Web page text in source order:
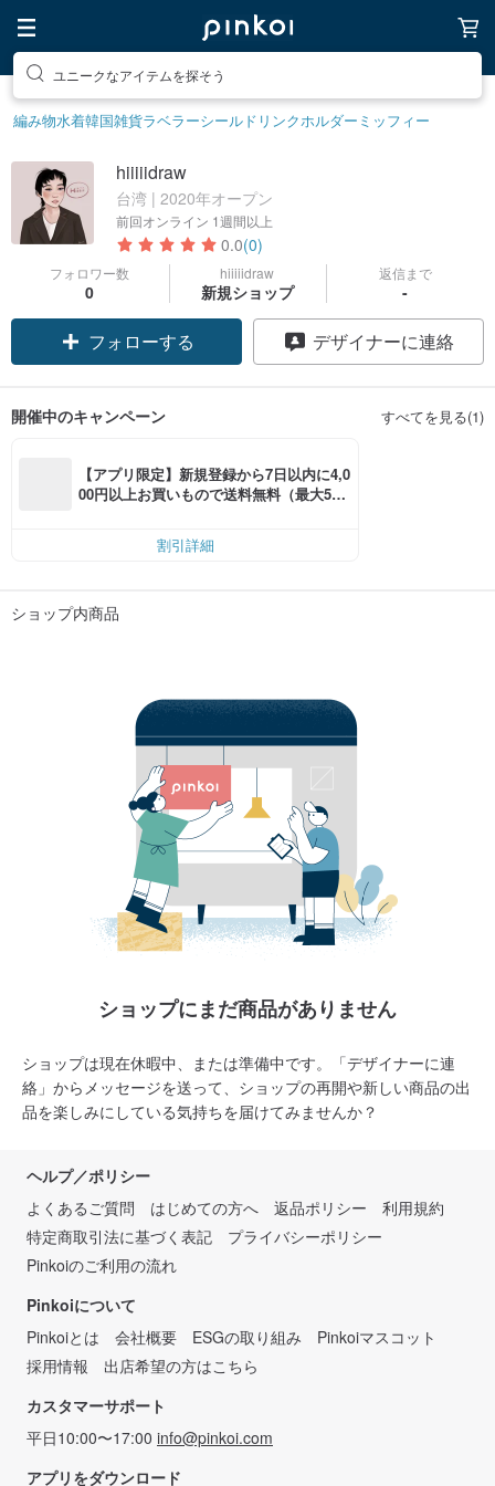
ユニークなアイテムを探そう
編み物水着韓国雑貨ラベラーシール ドリンクホルダー ミッフィー
hiiiiidraw
台湾 | 2020年オープン
前回オンライン 1週間以上
0.0(0)
フォロワー数
0
hiiiiidraw
新規ショップ
返信まで
-
フォローする デザイナーに連絡
開催中のキャンペーン すべてを見る(1)
【アプリ限定】新規登録から7日以内に4,0
00円以上お買いもので送料無料（最大500
割引詳細
ショップ内商品
ショップにまだ商品がありません
ショップは現在休暇中、または準備中です。「デザイナーに連
絡」からメッセージを送って、ショップの再開や新しい商品の出
品を楽しみにしている気持ちを届けてみませんか？
ヘルプ／ポリシー
よくあるご質問
はじめての方へ 返品ポリシー
利用規約
特定商取引法に基づく表記
プライバシーポリシー
Pinkoiのご利用の流れ
Pinkoiについて
Pinkoiとは
会社概要 ESGの取り組み
Pinkoiマスコット
採用情報
出店希望の方はこちら
カスタマーサポート
平日10:00〜17:00 info@pinkoi.com
アプリをダウンロード